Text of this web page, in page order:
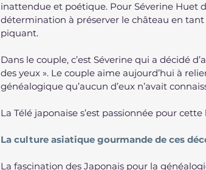
inattendue et poétique. Pour Séverine Huet
détermination à préserver le château en
piquant.
Dans le couple, c’est Séverine qui a décidé
des yeux ». Le couple aime aujourd’hui à
généalogique qu’aucun d’eux n’avait
La Télé japonaise s’est passionnée pour
La culture asiatique gourmande de ces
La fascination des Japonais pour la